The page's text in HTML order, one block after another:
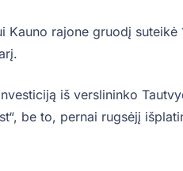
Kauno rajone gruodį suteikė
iš verslininko
be to, pernai rugsėjį